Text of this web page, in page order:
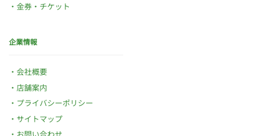
金券・チケット
企業情報
会社概要
店舗案内
プライバシーポリシー
サイトマップ